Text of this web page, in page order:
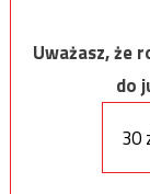
Uważasz, że
do
30